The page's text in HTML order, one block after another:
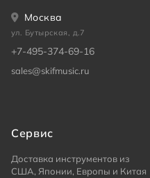
Москва
ул. Бутырская, д.7
+7-495-374-69-16
sales@skifmusic.ru
Сервис
Доставка инструментов из
США, Японии, Европы и Китая